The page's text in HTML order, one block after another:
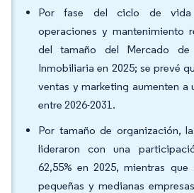
Por fase del ciclo de
operaciones y mantenimiento
del tamaño del Mercado
Inmobiliaria en 2025; se prevé
ventas y marketing aumenten a
entre 2026-2031.
Por tamaño de organización,
lideraron con una
62,55% en 2025, mientras
pequeñas y medianas